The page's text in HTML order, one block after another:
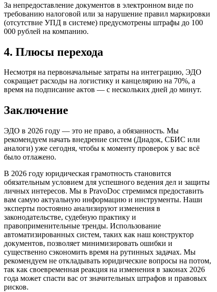
За непредоставление документов в электронном виде по
требованию налоговой или за нарушение правил маркировки
(отсутствие УПД в системе) предусмотрены штрафы до 100
000 рублей на компанию.
4. Плюсы перехода
Несмотря на первоначальные затраты на интеграцию, ЭДО
сокращает расходы на логистику и канцелярию на 70%, а
время на подписание актов — с нескольких дней до минут.
Заключение
ЭДО в 2026 году — это не право, а обязанность. Мы
рекомендуем начать внедрение систем (Диадок, СБИС или
аналоги) уже сегодня, чтобы к моменту проверок у вас всё
было отлажено.
В 2026 году юридическая грамотность становится
обязательным условием для успешного ведения дел и защиты
личных интересов. Мы в PravoDoc стремимся предоставить
вам самую актуальную информацию и инструменты. Наши
эксперты постоянно анализируют изменения в
законодательстве, судебную практику и
правоприменительные тренды. Использование
автоматизированных систем, таких как наш конструктор
документов, позволяет минимизировать ошибки и
существенно сэкономить время на рутинных задачах. Мы
рекомендуем не откладывать юридические вопросы на потом,
так как своевременная реакция на изменения в законах 2026
года может спасти вас от значительных штрафов и правовых
рисков.